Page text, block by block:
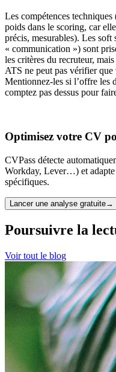
Les compétences
poids dans le scoring, car
précis, mesurables). Les soft
« communication ») sont
les critères du recruteur,
ATS ne peut pas vérifier
Mentionnez-les si l’offre les
comptez pas dessus pour
Optimisez votre CV
CVPass détecte
Workday, Lever…) et
spécifiques.
Lancer une analyse gratuite→
Poursuivre la
Voir tout le blog